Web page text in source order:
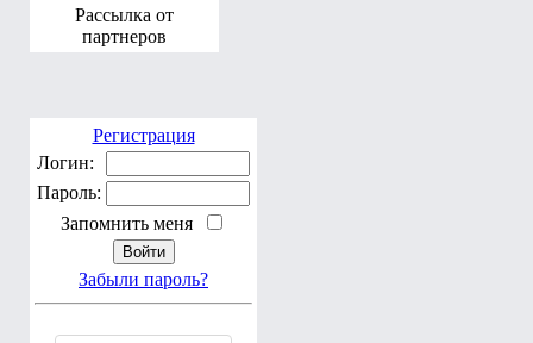
Рассылка от
партнеров
Регистрация
Логин:
Пароль:
Запомнить меня
Забыли пароль?